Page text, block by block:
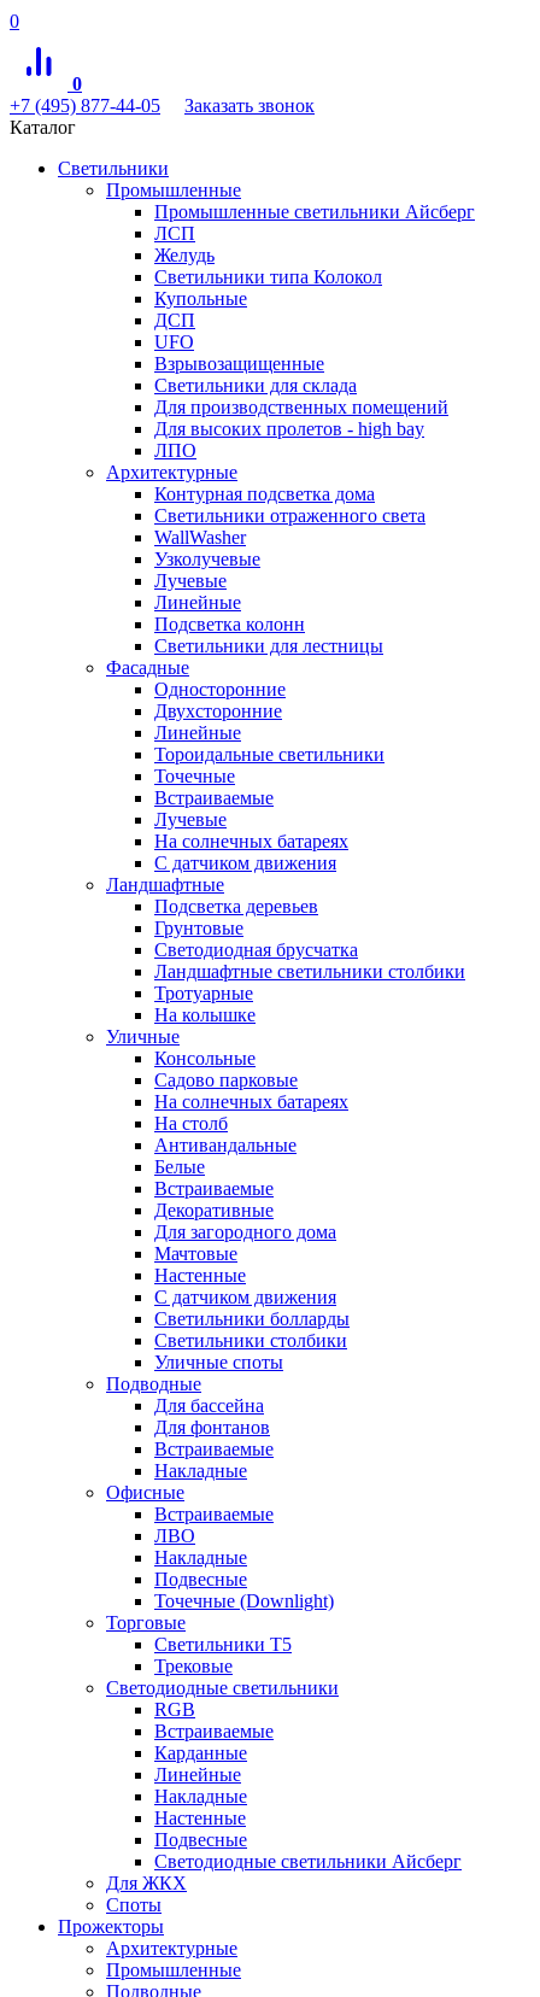
0
0
+7 (495) 877-44-05
Заказать звонок
Каталог
Светильники
Промышленные
Промышленные светильники Айсберг
ЛСП
Желудь
Светильники типа Колокол
Купольные
ДСП
UFO
Взрывозащищенные
Светильники для склада
Для производственных помещений
Для высоких пролетов - high bay
ЛПО
Архитектурные
Контурная подсветка дома
Светильники отраженного света
WallWasher
Узколучевые
Лучевые
Линейные
Подсветка колонн
Светильники для лестницы
Фасадные
Односторонние
Двухсторонние
Линейные
Тороидальные светильники
Точечные
Встраиваемые
Лучевые
На солнечных батареях
С датчиком движения
Ландшафтные
Подсветка деревьев
Грунтовые
Светодиодная брусчатка
Ландшафтные светильники столбики
Тротуарные
На колышке
Уличные
Консольные
Садово парковые
На солнечных батареях
На столб
Антивандальные
Белые
Встраиваемые
Декоративные
Для загородного дома
Мачтовые
Настенные
С датчиком движения
Светильники болларды
Светильники столбики
Уличные споты
Подводные
Для бассейна
Для фонтанов
Встраиваемые
Накладные
Офисные
Встраиваемые
ЛВО
Накладные
Подвесные
Точечные (Downlight)
Торговые
Светильники Т5
Трековые
Светодиодные светильники
RGB
Встраиваемые
Карданные
Линейные
Накладные
Настенные
Подвесные
Светодиодные светильники Айсберг
Для ЖКХ
Споты
Прожекторы
Архитектурные
Промышленные
Подводные